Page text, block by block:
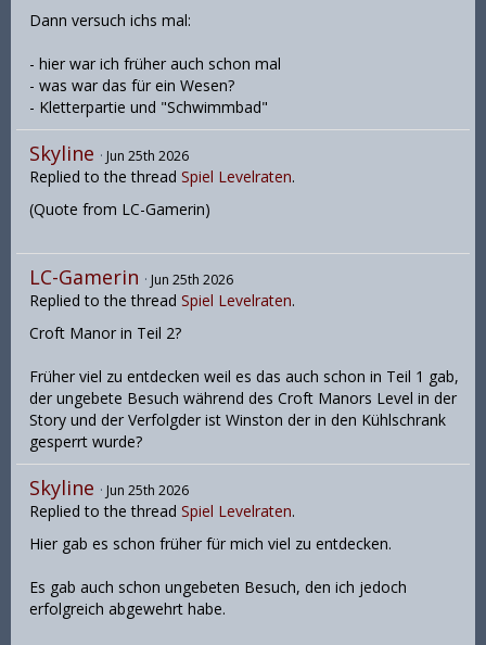
Dann versuch ichs mal:
- hier war ich früher auch schon mal
- was war das für ein Wesen?
- Kletterpartie und "Schwimmbad"
Skyline Jun 25th 2026
Replied to the thread Spiel Levelraten.
(Quote from LC-Gamerin)
LC-Gamerin Jun 25th 2026
Replied to the thread Spiel Levelraten.
Croft Manor in Teil 2?
Früher viel zu entdecken weil es das auch schon in Teil 1 gab,
der ungebete Besuch während des Croft Manors Level in der
Story und der Verfolgder ist Winston der in den Kühlschrank
gesperrt wurde?
Skyline Jun 25th 2026
Replied to the thread Spiel Levelraten.
Hier gab es schon früher für mich viel zu entdecken.
Es gab auch schon ungebeten Besuch, den ich jedoch
erfolgreich abgewehrt habe.